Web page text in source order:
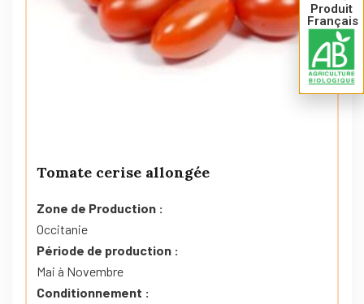
Tomate cerise allongée
Zone de Production :
Occitanie
Période de production :
Mai à Novembre
Conditionnement :
Produit
Français